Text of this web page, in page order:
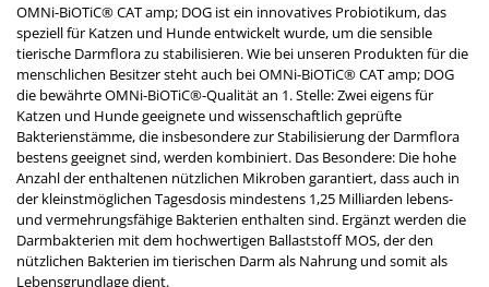
OMNi-BiOTiC® CAT amp; DOG ist ein innovatives Probiotikum, das
speziell für Katzen und Hunde entwickelt wurde, um die sensible
tierische Darmflora zu stabilisieren. Wie bei unseren Produkten für die
menschlichen Besitzer steht auch bei OMNi-BiOTiC® CAT amp; DOG
die bewährte OMNi-BiOTiC®-Qualität an 1. Stelle: Zwei eigens für
Katzen und Hunde geeignete und wissenschaftlich geprüfte
Bakterienstämme, die insbesondere zur Stabilisierung der Darmflora
bestens geeignet sind, werden kombiniert. Das Besondere: Die hohe
Anzahl der enthaltenen nützlichen Mikroben garantiert, dass auch in
der kleinstmöglichen Tagesdosis mindestens 1,25 Milliarden lebens-
und vermehrungsfähige Bakterien enthalten sind. Ergänzt werden die
Darmbakterien mit dem hochwertigen Ballaststoff MOS, der den
nützlichen Bakterien im tierischen Darm als Nahrung und somit als
Lebensgrundlage dient.